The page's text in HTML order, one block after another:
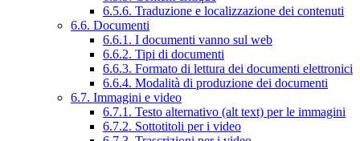
6.5.6. Traduzione e localizzazione dei contenuti
6.6. Documenti
6.6.1. I documenti vanno sul web
6.6.2. Tipi di documenti
6.6.3. Formato di lettura dei documenti elettronici
6.6.4. Modalità di produzione dei documenti
6.7. Immagini e video
6.7.1. Testo alternativo (alt text) per le immagini
6.7.2. Sottotitoli per i video